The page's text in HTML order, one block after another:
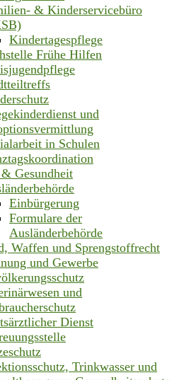
& Kinderservicebüro
Kindertagespflege
Frühe Hilfen
und
in Schulen
Gesundheit
Einbürgerung
Formulare der
Ausländerbehörde
Waffen und Sprengstoffrecht
und Gewerbe
und
Dienst
Trinkwasser und